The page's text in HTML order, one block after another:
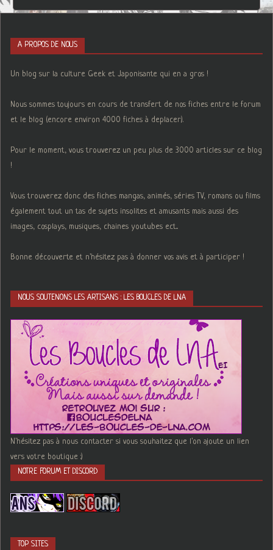
A PROPOS DE NOUS
Un blog sur la culture Geek et Japonisante qui en a gros !
Nous sommes toujours en cours de transfert de nos fiches entre le forum
et le blog (encore environ 4000 fiches à deplacer).
Pour le moment, vous trouverez un peu plus de 3000 articles sur ce blog
!
Vous trouverez donc des fiches mangas, animés, séries TV, romans ou films
également tout un tas de sujets insolites et amusants mais aussi des
images, cosplays, musiques, chaines youtubes ect...
Bonne découverte et n'hésitez pas à donner vos avis et à participer !
NOUS SOUTENONS LES ARTISANS : LES BOUCLES DE LNA
N'hésitez pas à nous contacter si vous souhaitez que l'on ajoute un lien
vers votre boutique :)
NOTRE FORUM ET DISCORD
TOP SITES